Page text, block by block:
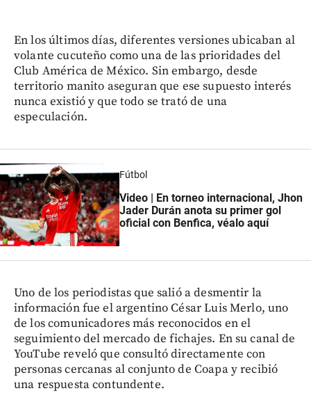
En los últimos días, diferentes versiones ubicaban al
volante cucuteño como una de las prioridades del
Club América de México. Sin embargo, desde
territorio manito aseguran que ese supuesto interés
nunca existió y que todo se trató de una
especulación.
Fútbol
Video | En torneo internacional, Jhon
Jader Durán anota su primer gol
oficial con Benfica, véalo aquí
Uno de los periodistas que salió a desmentir la
información fue el argentino César Luis Merlo, uno
de los comunicadores más reconocidos en el
seguimiento del mercado de fichajes. En su canal de
YouTube reveló que consultó directamente con
personas cercanas al conjunto de Coapa y recibió
una respuesta contundente.